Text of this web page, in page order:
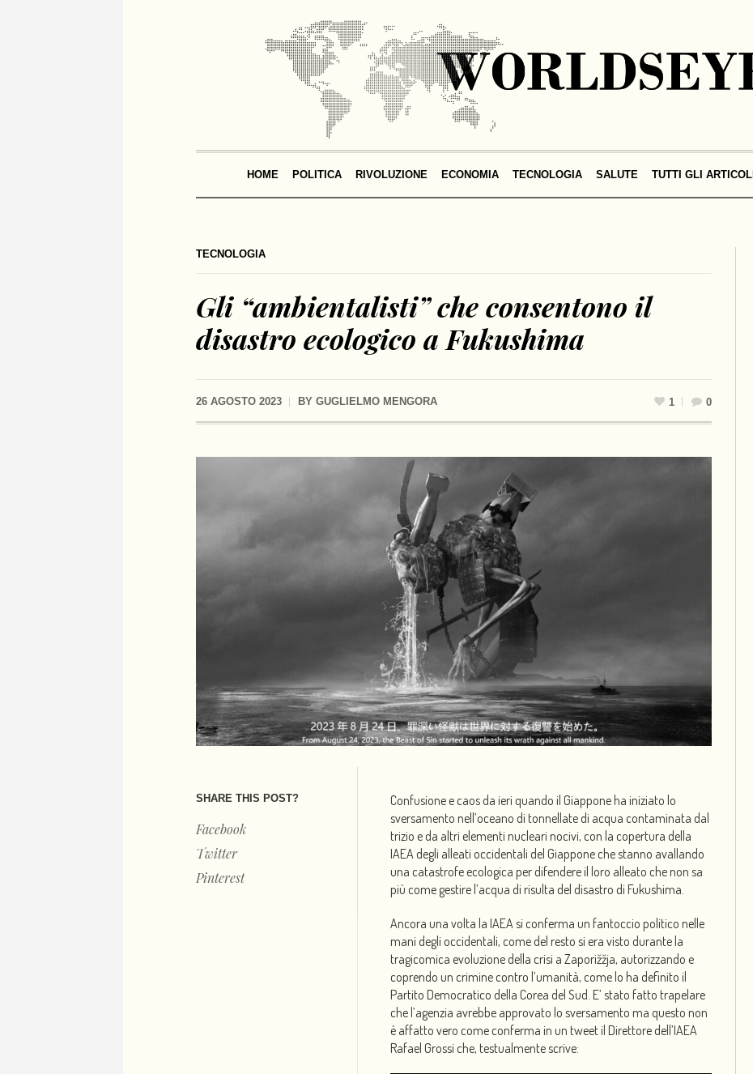
HOME POLITICA RIVOLUZIONE ECONOMIA TECNOLOGIA SALUTE TUTTI GLI ARTICOLI
TECNOLOGIA
Gli “ambientalisti” che consentono il
disastro ecologico a Fukushima
26 AGOSTO 2023 BY GUGLIELMO MENGORA 1 0
SHARE THIS POST?
Facebook
Twitter
Pinterest
Confusione e caos da ieri quando il Giappone ha iniziato lo
sversamento nell’oceano di tonnellate di acqua contaminata dal
trizio e da altri elementi nucleari nocivi, con la copertura della
IAEA degli alleati occidentali del Giappone che stanno avallando
una catastrofe ecologica per difendere il loro alleato che non sa
più come gestire l’acqua di risulta del disastro di Fukushima.
Ancora una volta la IAEA si conferma un fantoccio politico nelle
mani degli occidentali, come del resto si era visto durante la
tragicomica evoluzione della crisi a Zaporižžja, autorizzando e
coprendo un crimine contro l’umanità, come lo ha definito il
Partito Democratico della Corea del Sud. E’ stato fatto trapelare
che l’agenzia avrebbe approvato lo sversamento ma questo non
è affatto vero come conferma in un tweet il Direttore dell’IAEA
Rafael Grossi che, testualmente scrive: